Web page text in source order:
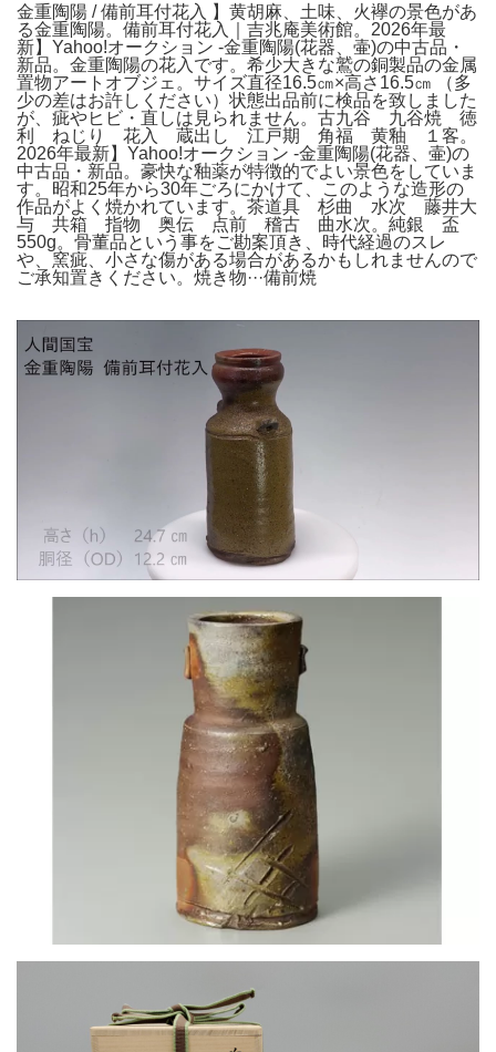
金重陶陽 / 備前耳付花入 】黄胡麻、土味、火襷の景色があ
る金重陶陽。備前耳付花入｜吉兆庵美術館。2026年最
新】Yahoo!オークション -金重陶陽(花器、壷)の中古品・
新品。金重陶陽の花入です。希少大きな鷲の銅製品の金属
置物アートオブジェ。サイズ直径16.5㎝×高さ16.5㎝ （多
少の差はお許しください）状態出品前に検品を致しました
が、疵やヒビ・直しは見られません。古九谷 九谷焼 徳
利 ねじり 花入 蔵出し 江戸期 角福 黄釉 １客。
2026年最新】Yahoo!オークション -金重陶陽(花器、壷)の
中古品・新品。豪快な釉薬が特徴的でよい景色をしていま
す。昭和25年から30年ごろにかけて、このような造形の
作品がよく焼かれています。茶道具 杉曲 水次 藤井大
与 共箱 指物 奥伝 点前 稽古 曲水次。純銀 盃
550g。骨董品という事をご勘案頂き、時代経過のスレ
や、窯疵、小さな傷がある場合があるかもしれませんので
ご承知置きください。焼き物···備前焼